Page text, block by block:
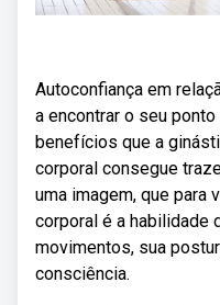
Autoconfiança em
a encontrar o seu
benefícios que a
corporal consegue
uma imagem, que para
corporal é a habilidade
movimentos, sua
consciência.